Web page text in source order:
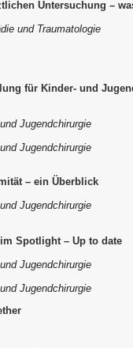
Untersuchung –
und Traumatologie
für Kinder- und
Jugendchirurgie
Jugendchirurgie
– ein Überblick
Jugendchirurgie
Spotlight – Up to date
Jugendchirurgie
Jugendchirurgie